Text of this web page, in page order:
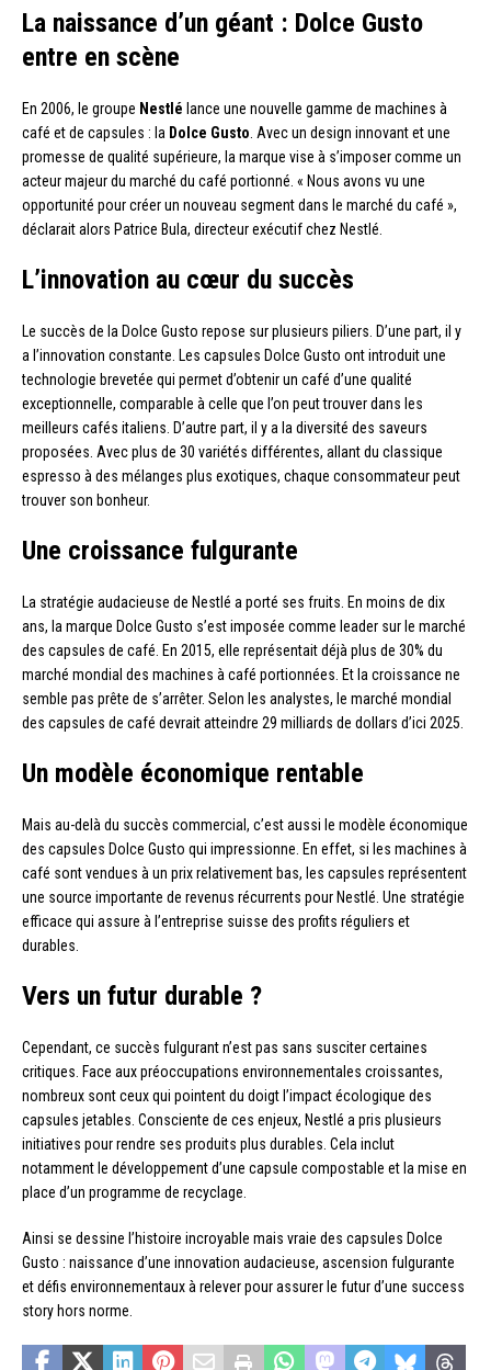
La naissance d’un géant : Dolce Gusto
entre en scène
En 2006, le groupe Nestlé lance une nouvelle gamme de machines à
café et de capsules : la Dolce Gusto . Avec un design innovant et une
promesse de qualité supérieure, la marque vise à s’imposer comme un
acteur majeur du marché du café portionné. « Nous avons vu une
opportunité pour créer un nouveau segment dans le marché du café »,
déclarait alors Patrice Bula, directeur exécutif chez Nestlé.
L’innovation au cœur du succès
Le succès de la Dolce Gusto repose sur plusieurs piliers. D’une part, il y
a l’innovation constante. Les capsules Dolce Gusto ont introduit une
technologie brevetée qui permet d’obtenir un café d’une qualité
exceptionnelle, comparable à celle que l’on peut trouver dans les
meilleurs cafés italiens. D’autre part, il y a la diversité des saveurs
proposées. Avec plus de 30 variétés différentes, allant du classique
espresso à des mélanges plus exotiques, chaque consommateur peut
trouver son bonheur.
Une croissance fulgurante
La stratégie audacieuse de Nestlé a porté ses fruits. En moins de dix
ans, la marque Dolce Gusto s’est imposée comme leader sur le marché
des capsules de café. En 2015, elle représentait déjà plus de 30% du
marché mondial des machines à café portionnées. Et la croissance ne
semble pas prête de s’arrêter. Selon les analystes, le marché mondial
des capsules de café devrait atteindre 29 milliards de dollars d’ici 2025.
Un modèle économique rentable
Mais au-delà du succès commercial, c’est aussi le modèle économique
des capsules Dolce Gusto qui impressionne. En effet, si les machines à
café sont vendues à un prix relativement bas, les capsules représentent
une source importante de revenus récurrents pour Nestlé. Une stratégie
efficace qui assure à l’entreprise suisse des profits réguliers et
durables.
Vers un futur durable ?
Cependant, ce succès fulgurant n’est pas sans susciter certaines
critiques. Face aux préoccupations environnementales croissantes,
nombreux sont ceux qui pointent du doigt l’impact écologique des
capsules jetables. Consciente de ces enjeux, Nestlé a pris plusieurs
initiatives pour rendre ses produits plus durables. Cela inclut
notamment le développement d’une capsule compostable et la mise en
place d’un programme de recyclage.
Ainsi se dessine l’histoire incroyable mais vraie des capsules Dolce
Gusto : naissance d’une innovation audacieuse, ascension fulgurante
et défis environnementaux à relever pour assurer le futur d’une success
story hors norme.